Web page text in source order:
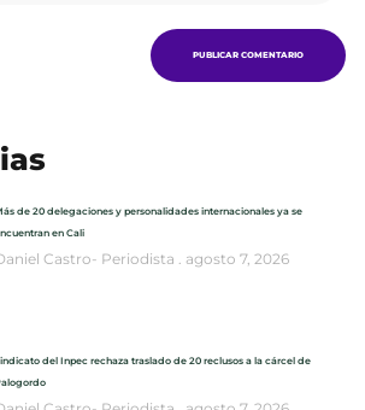
de 20 delegaciones y personalidades internacionales ya se
en Cali
Castro- Periodista agosto 7, 2026
del Inpec rechaza traslado de 20 reclusos a la cárcel de